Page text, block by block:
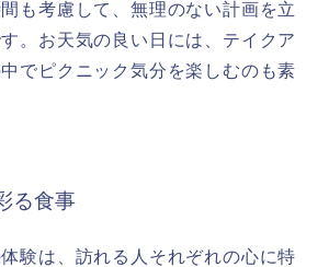
も考慮して、無理のない計画を立
。お天気の良い日には、テイクア
でピクニック気分を楽しむのも素
る食事
験は、訪れる人それぞれの心に特